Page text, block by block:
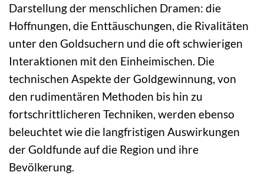
Darstellung der menschlichen Dramen: die
Hoffnungen, die Enttäuschungen, die Rivalitäten
unter den Goldsuchern und die oft schwierigen
Interaktionen mit den Einheimischen. Die
technischen Aspekte der Goldgewinnung, von
den rudimentären Methoden bis hin zu
fortschrittlicheren Techniken, werden ebenso
beleuchtet wie die langfristigen Auswirkungen
der Goldfunde auf die Region und ihre
Bevölkerung.